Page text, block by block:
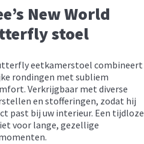
New World
stoel
eetkamerstoel combineert
rondingen met subliem
Verkrijgbaar met diverse
en stofferingen, zodat hij
past bij uw interieur. Een tijdloze
voor lange, gezellige